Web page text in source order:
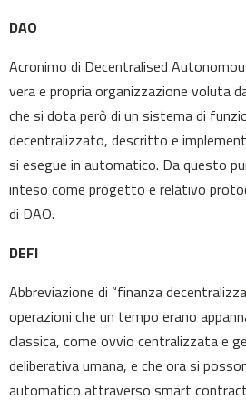
DAO
Acronimo di Decentralised
vera e propria organizzazione voluta
che si dota però di un sistema di
decentralizzato, descritto e
si esegue in automatico. Da questo
inteso come progetto e relativo
di DAO.
DEFI
Abbreviazione di “finanza
operazioni che un tempo erano
classica, come ovvio centralizzata e
deliberativa umana, e che ora si
automatico attraverso smart